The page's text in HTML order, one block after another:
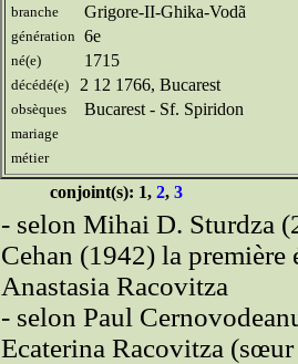
branche Grigore-II-Ghika-Vodã
génération 6e
né(e) 1715
décédé(e) 2 12 1766, Bucarest
obsèques Bucarest - Sf. Spiridon
mariage
métier
conjoint(s): 1, 2, 3
- selon Mihai D. Sturdza
Cehan (1942) la première
Anastasia Racovitza
- selon Paul
Ecaterina Racovitza (sœur